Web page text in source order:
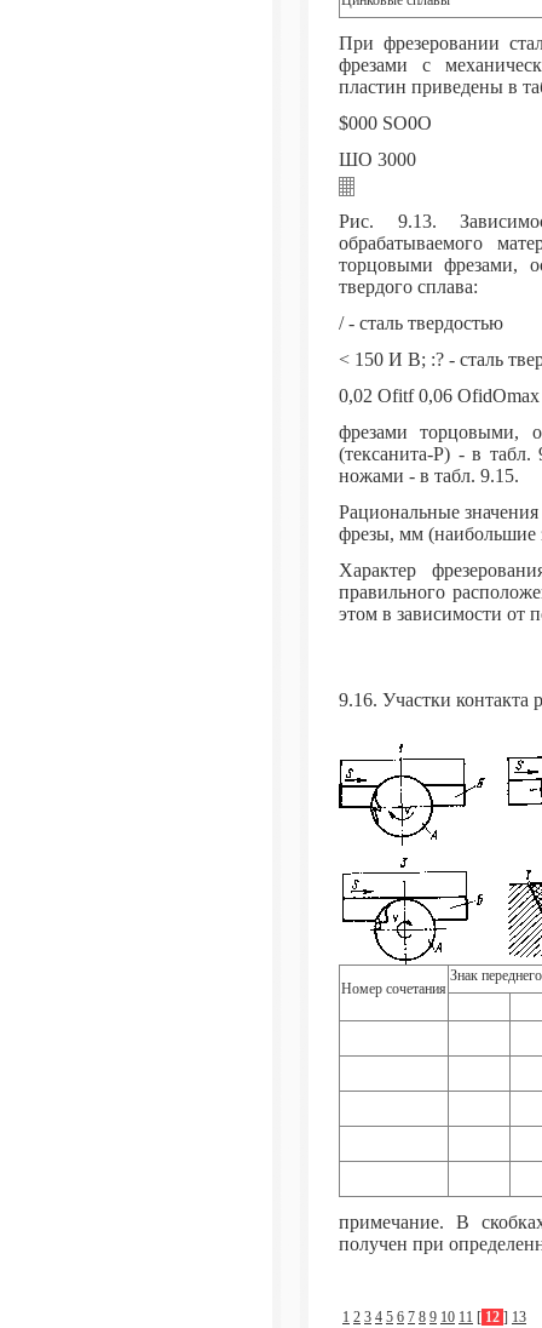
При фрезеровании
фрезами с
пластин приведены в
$000 SO0O
ШО 3000
Рис. 9.13.
обрабатываемого
торцовыми фрезами,
твердого сплава:
/ - сталь твердостью
< 150 И В; :? - сталь
0,02 Ofitf 0,06 OfidOmax
фрезами торцовыми,
(тексанита-Р) - в
ножами - в табл. 9.15.
Рациональные
фрезы, мм (наибольшие
Характер
правильного
этом в зависимости от
9.16. Участки
Номер сочетания
Знак
примечание. В
получен при
1 2 3 4 5 6 7 8 9 10 11 [ 12 ] 13